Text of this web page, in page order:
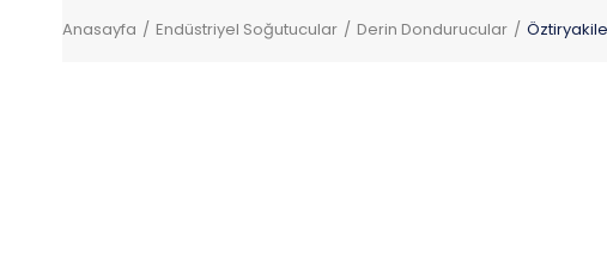
Anasayfa Endüstriyel Soğutucular Derin Dondurucular